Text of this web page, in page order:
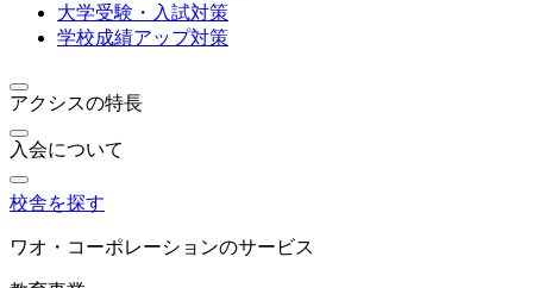
大学受験・入試対策
学校成績アップ対策
アクシスの特長
入会について
校舎を探す
ワオ・コーポレーションのサービス